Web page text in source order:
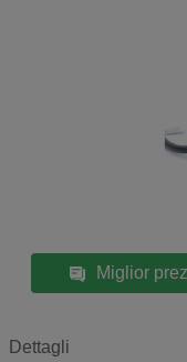
Miglior
Dettagli